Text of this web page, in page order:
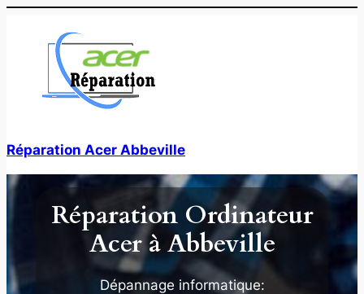
contenu
Réparation Acer Abbeville
Réparation Ordinateur
Acer à Abbeville
Dépannage informatique: